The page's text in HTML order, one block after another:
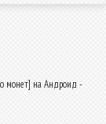
монет] на Андроид -